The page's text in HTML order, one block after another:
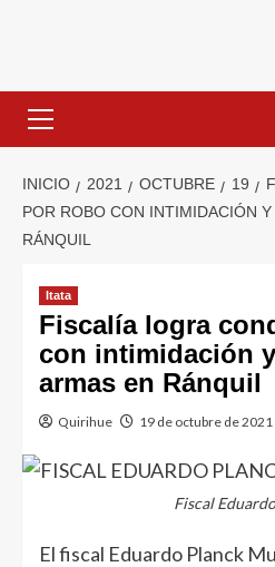
INICIO 2021 OCTUBRE 19
POR ROBO CON INTIMIDACIÓN
RÁNQUIL
Itata
Fiscalía logra
con intimidación
armas en Ránquil
Quirihue 19 de octubre de 2021
Fiscal
El fiscal Eduardo Planck